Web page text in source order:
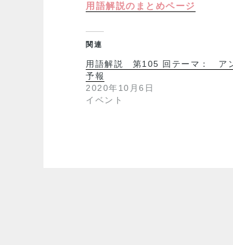
用語解説のまとめページ
関連
用語解説 第105 回テーマ： ア
予報
2020年10月6日
イベント